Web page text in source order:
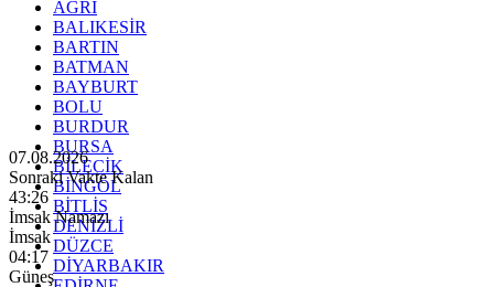
AĞRI
BALIKESİR
BARTIN
BATMAN
BAYBURT
BOLU
BURDUR
BURSA
BİLECİK
BİNGÖL
BİTLİS
DENİZLİ
DÜZCE
DİYARBAKIR
07.08.2026
Sonraki Vakte Kalan
43:24
İmsak Namazı
İmsak
04:17
Güneş